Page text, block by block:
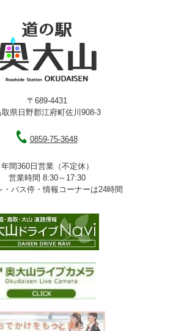
〒689-4431
取県日野郡江府町佐川908-3
0859-75-3648
年間360日営業（不定休）
営業時間 8:30～17:30
バス停・情報コーナーは24時間